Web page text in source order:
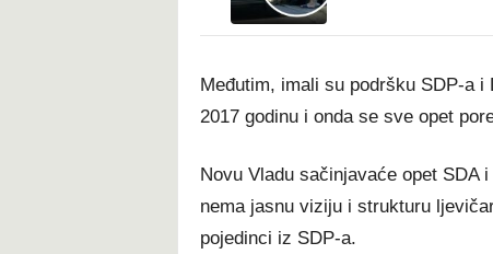
Međutim, imali su podršku SDP-a
2017 godinu i onda se sve opet
Novu Vladu sačinjavaće opet SDA
nema jasnu viziju i strukturu
pojedinci iz SDP-a.